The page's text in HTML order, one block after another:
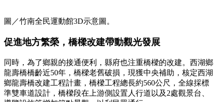
圖／竹南全民運動館3D示意圖。
促進地方繁榮，橋樑改建帶動觀光發展
同時，為了鄉親的接通便利，縣府也注重橋樑的改建。西湖鄉
龍壽橋橋齡近50年，橋樑老舊破損，現獲中央補助，核定西湖
鄉龍壽橋改建工程計畫，橋樑工程總長約560公尺，全線採標
準雙車道設計，橋樑段在上游側設置人行道以及2處觀景台、